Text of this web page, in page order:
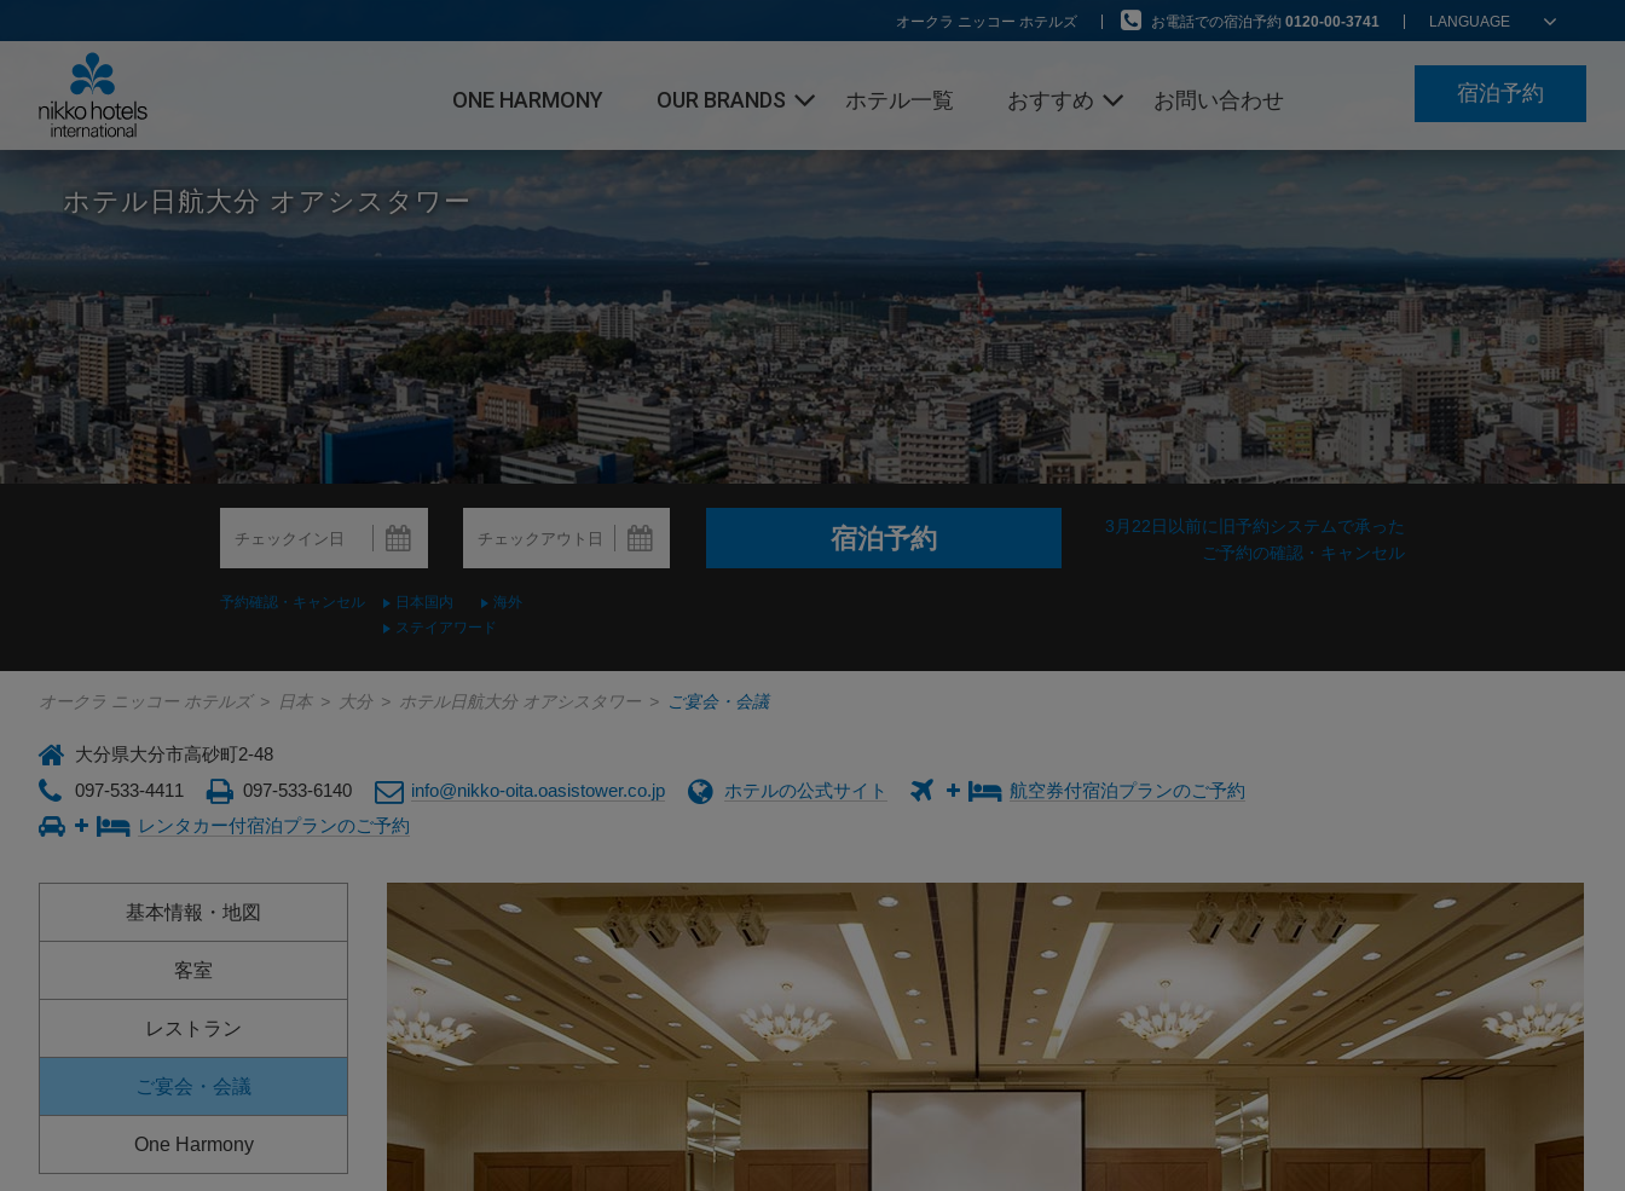
LANGUAGE
お電話での宿泊予約 0120-00-3741
オークラ ニッコー ホテルズ
宿泊予約
ONE HARMONY OUR BRANDS ホテル一覧 おすすめ お問い合わせ
ホテル日航大分 オアシスタワー
3月22日以前に旧予約システムで承った
ご予約の確認・キャンセル
予約確認・キャンセル 日本国内
海外
ステイアワード
オークラ ニッコー ホテルズ > 日本 > 大分 > ホテル日航大分 オアシスタワー > ご宴会・会議
大分県大分市高砂町2-48
097-533-4411
097-533-6140 info@nikko-oita.oasistower.co.jp ホテルの公式サイト
航空券付宿泊プランのご予約
レンタカー付宿泊プランのご予約
基本情報・地図
客室
レストラン
ご宴会・会議
One Harmony